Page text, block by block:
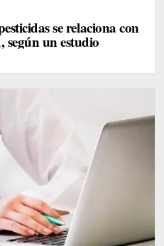
se relaciona con
un estudio